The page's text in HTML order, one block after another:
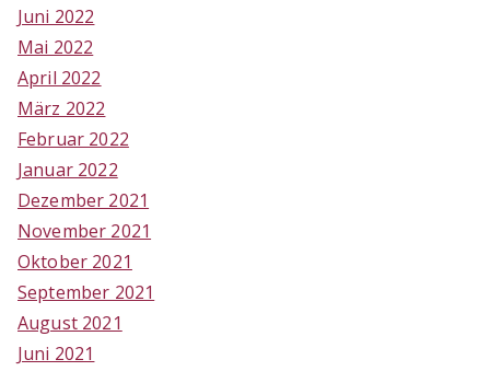
Juni 2022
Mai 2022
April 2022
März 2022
Februar 2022
Januar 2022
Dezember 2021
November 2021
Oktober 2021
September 2021
August 2021
Juni 2021